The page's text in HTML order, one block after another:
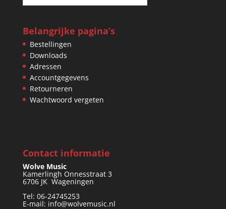
Belangrijke pagina’s
Bestellingen
Downloads
Adressen
Accountgegevens
Retourneren
Wachtwoord vergeten
Contact informatie
Wolve Music
Kamerlingh Onnesstraat 3
6706 JK Wageningen
Tel: 06-24745253
E-mail: info@wolvemusic.nl